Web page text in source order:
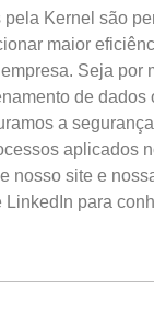
Kernel são
maior
Seja por
de dados
a
aplicados
nosso site e
LinkedIn para